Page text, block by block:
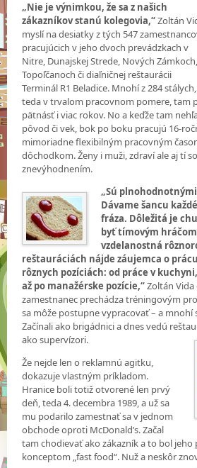
„Nie je výnimkou, že sa z našich
zákazníkov stanú kolegovia,“Zoltán
myslí na desiatky z tých 547
pracujúcich v jeho dvoch prevádzkach v
Nitre, Dunajskej Strede, Nových Zámkoch,
Topoľčanoch či diaľničnej reštaurácii
Terminál R1 Beladice. Mnohí z 284 stálych,
teda v trvalom pracovnom pomere, tam
pätnásť i viac rokov. No a keďže tam
pôvod či vek, bok po boku pracujú 16-
mimoriadne flexibilným pracovným
dôchodkom. Ženy i muži, zdraví ale aj tí
znevýhodnením.
„Sú
Dávame šancu
fráza. Dôležitá je
byť tímovým
vzdelanostná
reštauráciách nájde záujemca o
rôznych pozíciách: od práce v
až po manažérske pozície,“Zoltán Vida
zamestnanec prechádza tréningovým
sa môže postupne vypracovať – a mnohí
Začínali ako brigádnici a dnes vedú
ako supervízori.
Že nejde len o reklamnú agitku,
dokazuje vlastným príkladom.
Hranice boli totiž otvorené len prvý
deň, teda 4. decembra 1989, a už sa
mu podarilo zamestnať sa v jednom
obchode oproti McDonald’s. Začal
tam chodievať ako zákazník a to bol
konceptom „fast food“. Nuž a neskôr